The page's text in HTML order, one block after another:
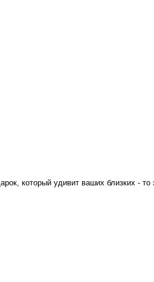
который удивит ваших близких -